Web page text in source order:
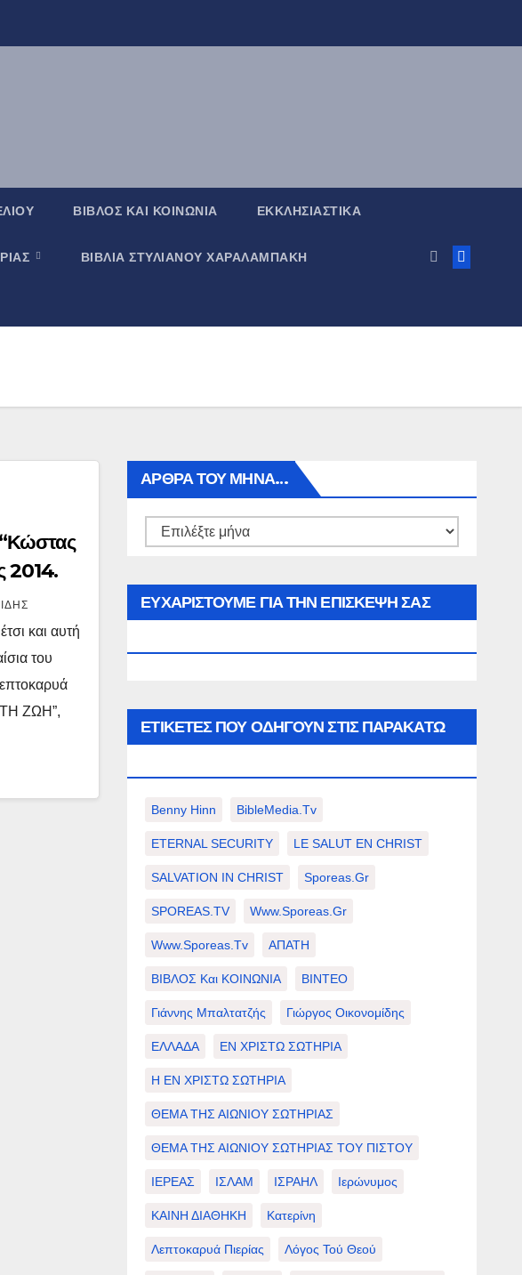
ΒΙΒΛΟΣ ΚΑΙ ΚΟΙΝΩΝΙΑ ΕΚΚΛΗΣΙΑΣΤΙΚΑ
ΒΙΒΛΙΑ ΣΤΥΛΙΑΝΟΥ ΧΑΡΑΛΑΜΠΑΚΗ
2014.
και αυτή
του
ΖΩΗ”,
ΑΡΘΡΑ ΤΟΥ ΜΉΝΑ…
Αρθρα
μήνα…
ΕΥΧΑΡΙΣΤΟΥΜΕ ΓΙΑ ΤΗΝ ΕΠΙΣΚΕΨΗ ΣΑΣ
ΕΤΙΚΈΤΕΣ ΠΟΥ ΟΔΗΓΟΎΝ ΣΤΙΣ ΠΑΡΑΚΆΤΩ
Benny Hinn BibleMedia.tv
ETERNAL SECURITY LE SALUT EN CHRIST
SALVATION IN CHRIST Sporeas.gr
SPOREAS.TV Www.sporeas.gr
Www.sporeas.tv ΑΠΑΤΗ
ΒΙΒΛΟΣ Και ΚΟΙΝΩΝΙΑ ΒΙΝΤΕΟ
Γιάννης Μπαλτατζής Γιώργος Οικονομίδης
ΕΛΛΑΔΑ ΕΝ ΧΡΙΣΤΩ ΣΩΤΗΡΙΑ
Η ΕΝ ΧΡΙΣΤΩ ΣΩΤΗΡΙΑ
ΘΕΜΑ ΤΗΣ ΑΙΩΝΙΟΥ ΣΩΤΗΡΙΑΣ
ΘΕΜΑ ΤΗΣ ΑΙΩΝΙΟΥ ΣΩΤΗΡΙΑΣ ΤΟΥ ΠΙΣΤΟΥ
ΙΕΡΕΑΣ ΙΣΛΑΜ ΙΣΡΑΗΛ Ιερώνυμος
ΚΑΙΝΗ ΔΙΑΘΗΚΗ Κατερίνη
Λεπτοκαρυά Πιερίας Λόγος Τού Θεού